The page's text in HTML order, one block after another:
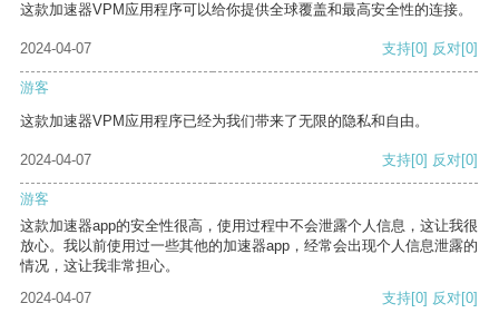
这款加速器VPM应用程序可以给你提供全球覆盖和最高安全性的连接。
2024-04-07 支持[0] 反对[0]
游客
这款加速器VPM应用程序已经为我们带来了无限的隐私和自由。
2024-04-07 支持[0] 反对[0]
游客
这款加速器app的安全性很高，使用过程中不会泄露个人信息，这让我很
放心。我以前使用过一些其他的加速器app，经常会出现个人信息泄露的
情况，这让我非常担心。
2024-04-07
支持[0] 反对[0]